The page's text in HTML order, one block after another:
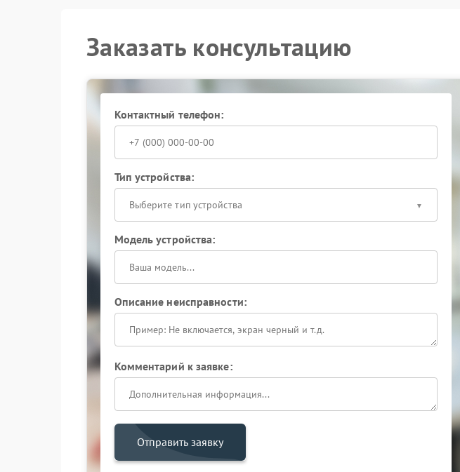
Заказать консультацию
Контактный телефон:
Тип устройства:
Выберите тип устройства
Модель устройства:
Описание неисправности:
Комментарий к заявке:
Отправить заявку